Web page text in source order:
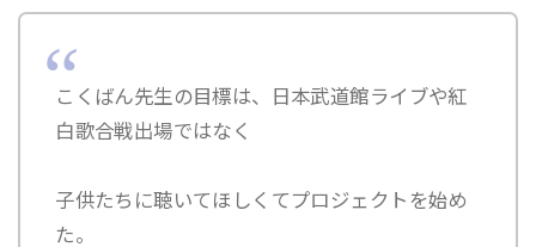
こくばん先生の目標は、日本武道館ライブや紅
白歌合戦出場ではなく
子供たちに聴いてほしくてプロジェクトを始め
た。